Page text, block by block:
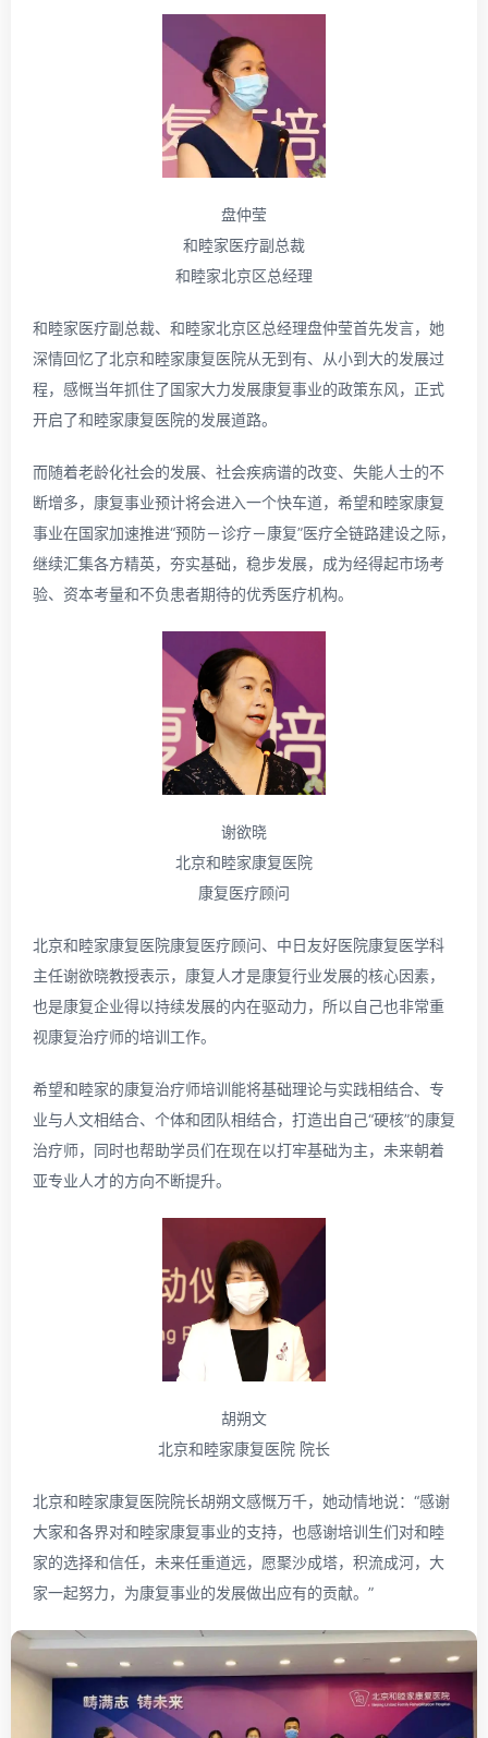
盘仲莹
和睦家医疗副总裁
和睦家北京区总经理
和睦家医疗副总裁、和睦家北京区总经理盘仲莹首先发言，她
深情回忆了北京和睦家康复医院从无到有、从小到大的发展过
程，感慨当年抓住了国家大力发展康复事业的政策东风，正式
开启了和睦家康复医院的发展道路。
而随着老龄化社会的发展、社会疾病谱的改变、失能人士的不
断增多，康复事业预计将会进入一个快车道，希望和睦家康复
事业在国家加速推进“预防－诊疗－康复”医疗全链路建设之际，
继续汇集各方精英，夯实基础，稳步发展，成为经得起市场考
验、资本考量和不负患者期待的优秀医疗机构。
谢欲晓
北京和睦家康复医院
康复医疗顾问
北京和睦家康复医院康复医疗顾问、中日友好医院康复医学科
主任谢欲晓教授表示，康复人才是康复行业发展的核心因素，
也是康复企业得以持续发展的内在驱动力，所以自己也非常重
视康复治疗师的培训工作。
希望和睦家的康复治疗师培训能将基础理论与实践相结合、专
业与人文相结合、个体和团队相结合，打造出自己“硬核”的康复
治疗师，同时也帮助学员们在现在以打牢基础为主，未来朝着
亚专业人才的方向不断提升。
胡朔文
北京和睦家康复医院 院长
北京和睦家康复医院院长胡朔文感慨万千，她动情地说：“感谢
大家和各界对和睦家康复事业的支持，也感谢培训生们对和睦
家的选择和信任，未来任重道远，愿聚沙成塔，积流成河，大
家一起努力，为康复事业的发展做出应有的贡献。”